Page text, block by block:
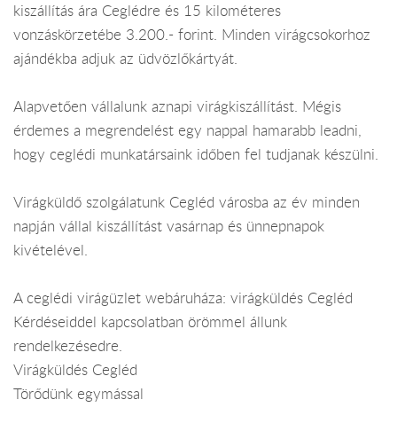
kiszállítás ára Ceglédre és 15 kilométeres
vonzáskörzetébe 3.200.- forint. Minden virágcsokorhoz
ajándékba adjuk az üdvözlőkártyát.
Alapvetően vállalunk aznapi virágkiszállítást. Mégis
érdemes a megrendelést egy nappal hamarabb leadni,
hogy ceglédi munkatársaink időben fel tudjanak készülni.
Virágküldő szolgálatunk Cegléd városba az év minden
napján vállal kiszállítást vasárnap és ünnepnapok
kivételével.
A ceglédi virágüzlet webáruháza: virágküldés Cegléd
Kérdéseiddel kapcsolatban örömmel állunk
rendelkezésedre.
Virágküldés Cegléd
Törődünk egymással